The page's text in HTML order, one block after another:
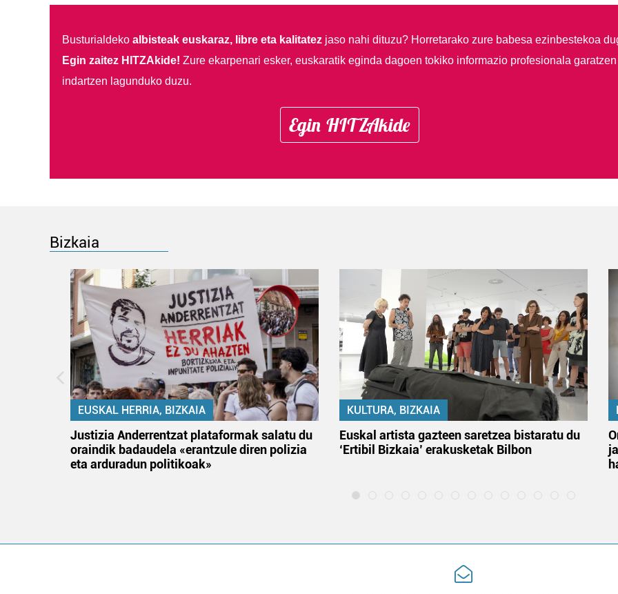
Busturialdeko albisteak euskaraz, libre eta kalitatezjaso nahi dituzu? Horretarako zure babesa ezinbestekoa
Egin zaitez HITZAkide! Zure ekarpenari esker, euskaratik eginda dagoen tokiko informazio profesionala garatzen
indartzen lagunduko duzu.
Egin HITZAkide
Bizkaia
EUSKAL HERRIA, BIZKAIA
Justizia Anderrentzat plataformak salatu du
oraindik badaudela «erantzule diren polizia
eta arduradun politikoak»
KULTURA, BIZKAIA
Euskal artista gazteen saretzea bistaratu du
‘Ertibil Bizkaia’ erakusketak Bilbon